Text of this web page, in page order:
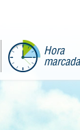
Hora
marcada